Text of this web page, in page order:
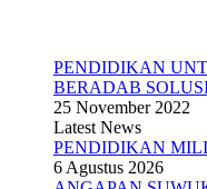
PENDIDIKAN
BERADAB
25 November 2022
Latest News
PENDIDIKAN
6 Agustus 2026